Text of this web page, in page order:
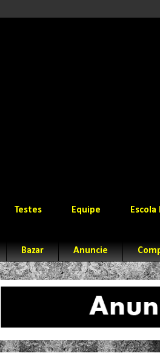
Testes Equipe Escola
Bazar Anuncie